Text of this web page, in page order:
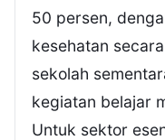
50 persen,
kesehatan
sekolah
kegiatan belajar
Untuk sektor